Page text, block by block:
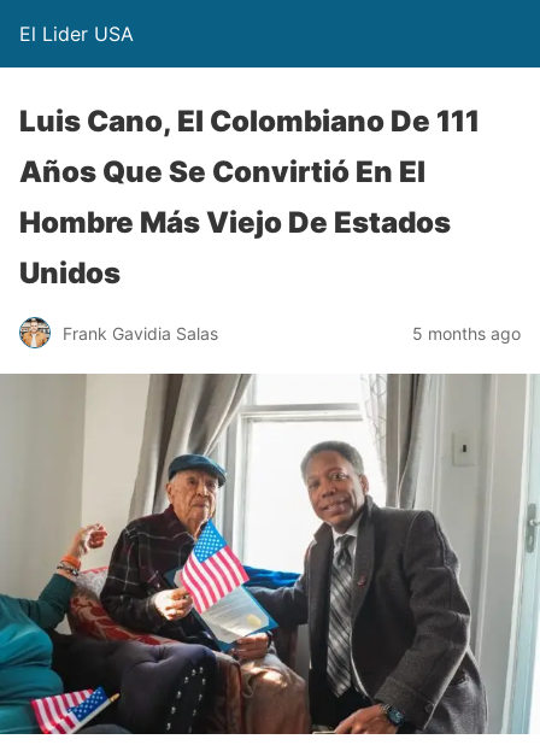
El Lider USA
Luis Cano, El Colombiano De 111
Años Que Se Convirtió En El
Hombre Más Viejo De Estados
Unidos
Frank Gavidia Salas 5 months ago